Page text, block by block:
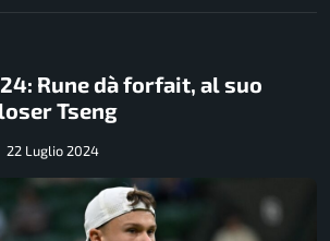
Rune dà forfait, al suo
Tseng
22 Luglio 2024